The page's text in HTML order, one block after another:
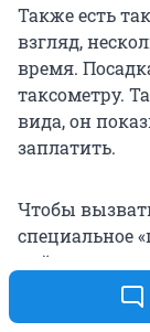
Также есть
взгляд,
время.
таксометру.
вида, он
заплатить.
Чтобы
специальное
найти
приложения
вызвать